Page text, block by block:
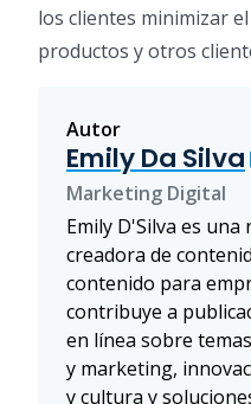
los clientes minimizar
productos y otros
Autor
Emily Da Silva
Marketing Digital
Emily D'Silva es
creadora de
contenido para
contribuye a
en línea sobre
y marketing,
y cultura y